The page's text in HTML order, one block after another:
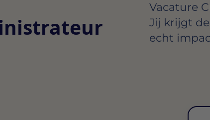
Vacature
Jij krijgt
echt